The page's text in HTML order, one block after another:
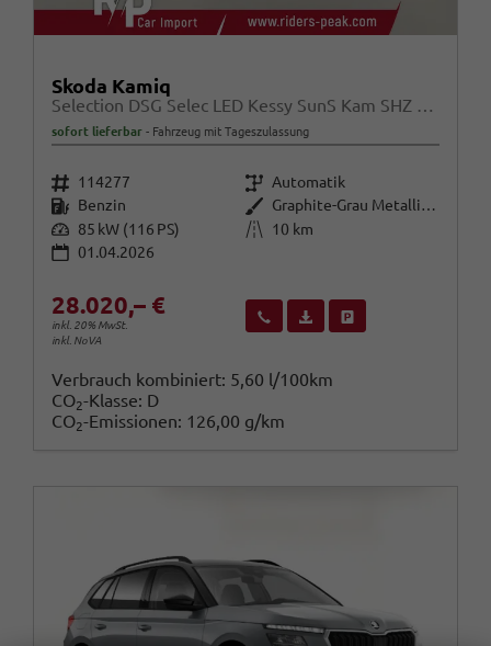
Skoda Kamiq
Selection DSG Selec LED Kessy SunS Kam SHZ Temp PDC
sofort lieferbar Fahrzeug mit Tageszulassung
Fahrzeugnr. 114277 Getriebe Automatik
Kraftstoff Benzin Außenfarbe
Graphite-Grau Metallic / Dach in
Leistung 85 kW (116 PS) Kilometerstand
10 km
01.04.2026
28.020,– €
inkl. 20% MwSt.
inkl. NoVA
Wir rufen Sie anFahrzeugexposé (PDF)
Verbrauch kombiniert: 5,60 l/100km
CO2-Klasse: D
CO2-Emissionen: 126,00 g/km